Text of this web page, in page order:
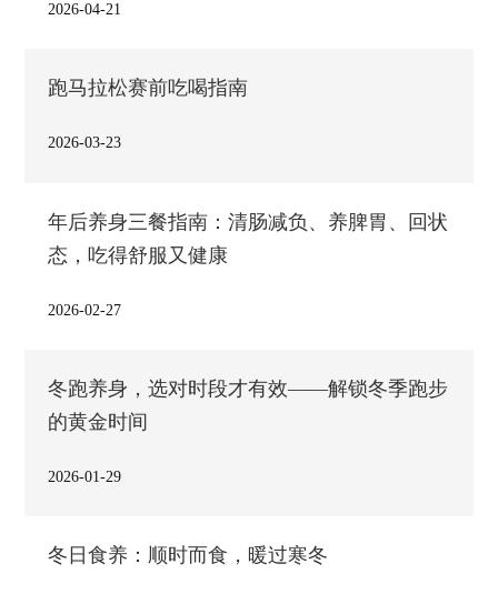
2026-04-21
跑马拉松赛前吃喝指南
2026-03-23
年后养身三餐指南：清肠减负、养脾胃、回状
态，吃得舒服又健康
2026-02-27
冬跑养身，选对时段才有效——解锁冬季跑步
的黄金时间
2026-01-29
冬日食养：顺时而食，暖过寒冬